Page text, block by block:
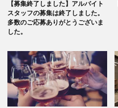
【募集終了しました】アルバイト
スタッフの募集は終了しました。
多数のご応募ありがとうございま
した。